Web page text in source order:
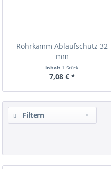
Rohrkamm Ablaufschutz 32
mm
Inhalt 1 Stück
7,08 € *
Filtern